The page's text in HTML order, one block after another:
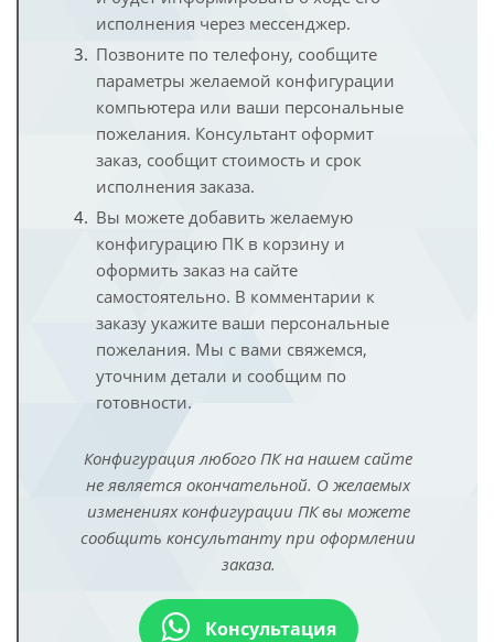
исполнения через мессенджер.
Позвоните по телефону, сообщите
параметры желаемой конфигурации
компьютера или ваши персональные
пожелания. Консультант оформит
заказ, сообщит стоимость и срок
исполнения заказа.
Вы можете добавить желаемую
конфигурацию ПК в корзину и
оформить заказ на сайте
самостоятельно. В комментарии к
заказу укажите ваши персональные
пожелания. Мы с вами свяжемся,
уточним детали и сообщим по
готовности.
Конфигурация любого ПК на нашем сайте
не является окончательной. О желаемых
изменениях конфигурации ПК вы можете
сообщить консультанту при оформлении
заказа.
Консультация